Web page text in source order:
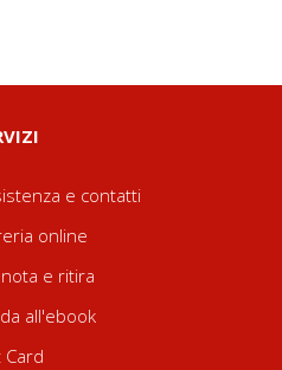
e contatti
online
e ritira
all'ebook
Card